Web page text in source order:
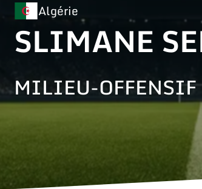
Algérie
SLIMANE
MILIEU-OFFENSIF